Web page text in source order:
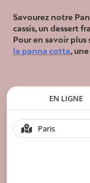
Savourez notre
cassis, un dessert
Pour en savoir plus
la panna cotta,